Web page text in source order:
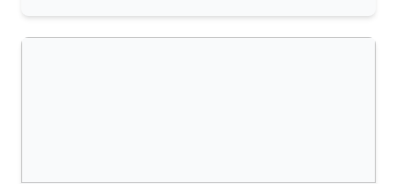
Información Adicional